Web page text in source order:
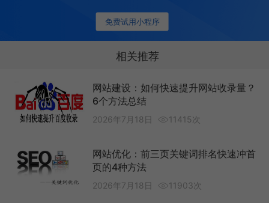
免费试用小程序
相关推荐
网站建设：如何快速提升网站收录量？
6个方法总结
2026年7月18日 11415次
网站优化：前三页关键词排名快速冲首
页的4种方法
2026年7月18日 11903次